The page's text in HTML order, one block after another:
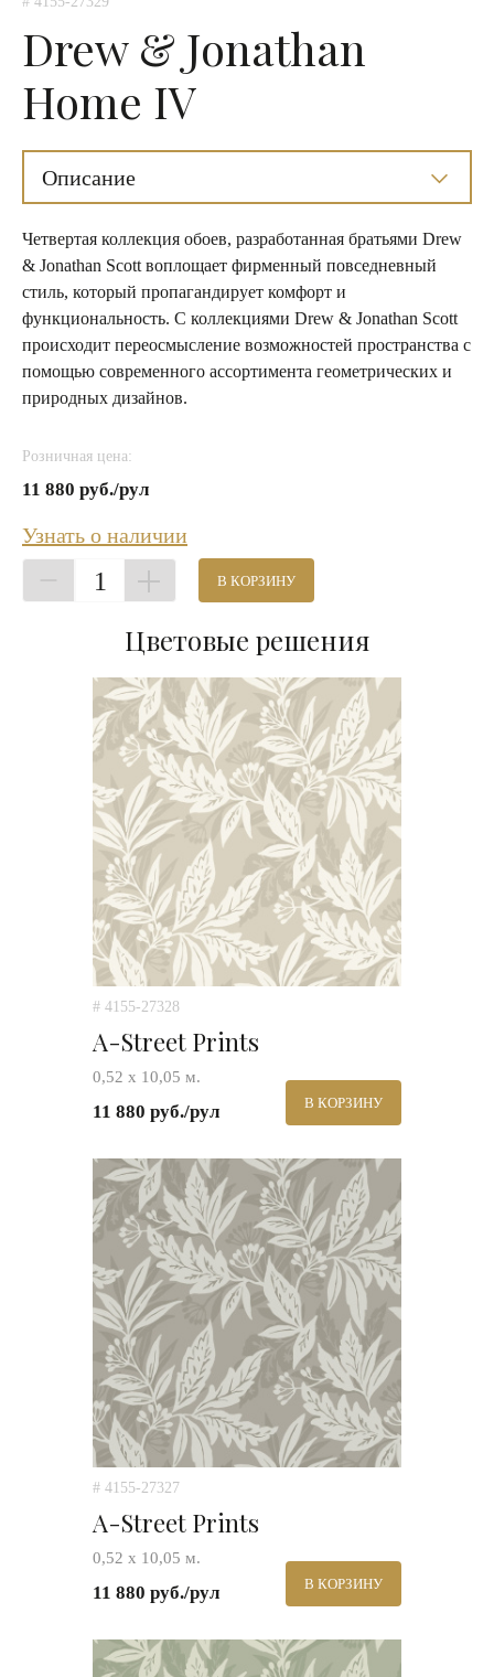
Drew & Jonathan
Home IV
Описание
Четвертая коллекция обоев, разработанная братьями Drew
& Jonathan Scott воплощает фирменный повседневный
стиль, который пропагандирует комфорт и
функциональность. С коллекциями Drew & Jonathan Scott
происходит переосмысление возможностей пространства с
помощью современного ассортимента геометрических и
природных дизайнов.
Розничная цена:
11 880 руб./рул
Узнать о наличии
1 В КОРЗИНУ
Цветовые решения
# 4155-27328
A-Street Prints
0,52 х 10,05 м.
11 880 руб./рул В КОРЗИНУ
# 4155-27327
A-Street Prints
0,52 х 10,05 м.
11 880 руб./рул В КОРЗИНУ